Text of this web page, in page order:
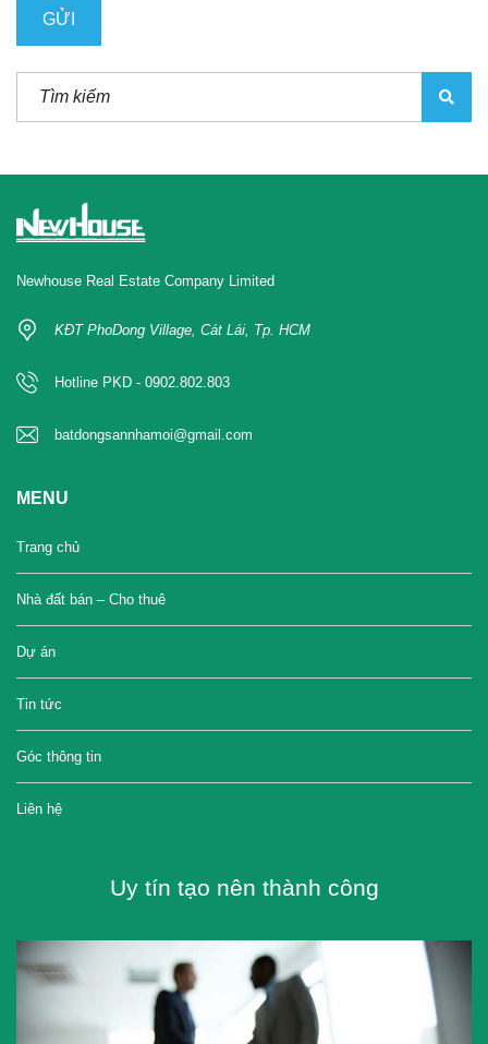
Newhouse Real Estate Company Limited
KĐT PhoDong Village, Cát Lái, Tp. HCM
Hotline PKD - 0902.802.803
batdongsannhamoi@gmail.com
MENU
Trang chủ
Nhà đất bán – Cho thuê
Dự án
Tin tức
Góc thông tin
Liên hệ
Uy tín tạo nên thành công